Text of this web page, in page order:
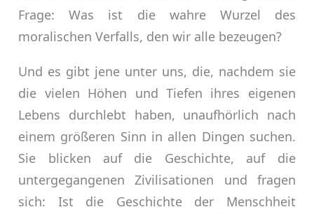
Frage: Was ist die wahre Wurzel des
moralischen Verfalls, den wir alle bezeugen?
Und es gibt jene unter uns, die, nachdem sie
die vielen Höhen und Tiefen ihres eigenen
Lebens durchlebt haben, unaufhörlich nach
einem größeren Sinn in allen Dingen suchen.
Sie blicken auf die Geschichte, auf die
untergegangenen Zivilisationen und fragen
sich: Ist die Geschichte der Menschheit